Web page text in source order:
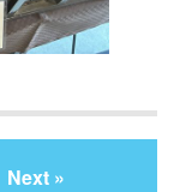
Next »